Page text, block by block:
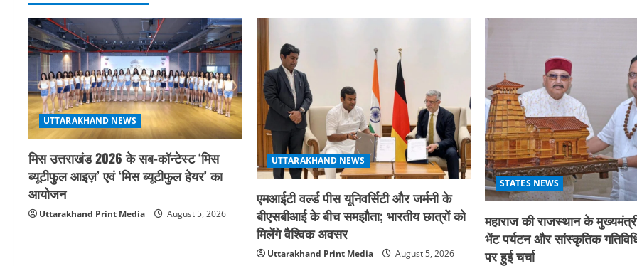
UTTARAKHAND NEWS
मिस उत्तराखंड 2026 के सब-कॉन्टेस्ट ‘मिस
ब्यूटीफुल आइज़’ एवं ‘मिस ब्यूटीफुल हेयर’ का
आयोजन
Uttarakhand Print Media August 5, 2026
UTTARAKHAND NEWS
एमआईटी वर्ल्ड पीस यूनिवर्सिटी और जर्मनी के
बीएसबीआई के बीच समझौता; भारतीय छात्रों को
मिलेंगे वैश्विक अवसर
Uttarakhand Print Media August 5, 2026
STATES NEWS
महाराज की राजस्थान के
भेंट पर्यटन और सांस्कृतिक
पर हुई चर्चा